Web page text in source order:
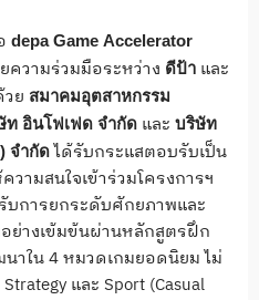
depa Game Accelerator
ความร่วมมือระหว่าง ดีป้า และ
ย สมาคมอุตสาหกรรม
ท อินโฟเฟด จำกัด และ บริษัท
) จำกัดได้รับกระแสตอบรับเป็น
ามสนใจเข้าร่วมโครงการฯ
บการยกระดับศักยภาพและ
ย่างเข้มข้นผ่านหลักสูตรฝึก
ใน 4 หมวดเกมยอดนิยม ไม่
และ Sport (Casual